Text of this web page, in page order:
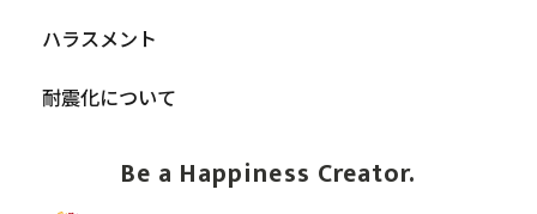
Be a Happiness Creator.
ハラスメント
耐震化について